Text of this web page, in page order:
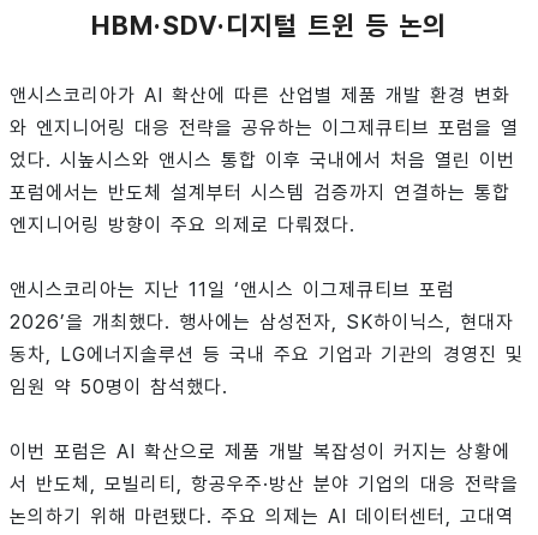
HBM·SDV·디지털 트윈 등 논의
앤시스코리아가 AI 확산에 따른 산업별 제품 개발 환경 변화
와 엔지니어링 대응 전략을 공유하는 이그제큐티브 포럼을 열
었다. 시높시스와 앤시스 통합 이후 국내에서 처음 열린 이번
포럼에서는 반도체 설계부터 시스템 검증까지 연결하는 통합
엔지니어링 방향이 주요 의제로 다뤄졌다.
앤시스코리아는 지난 11일 ‘앤시스 이그제큐티브 포럼
2026’을 개최했다. 행사에는 삼성전자, SK하이닉스, 현대자
동차, LG에너지솔루션 등 국내 주요 기업과 기관의 경영진 및
임원 약 50명이 참석했다.
이번 포럼은 AI 확산으로 제품 개발 복잡성이 커지는 상황에
서 반도체, 모빌리티, 항공우주·방산 분야 기업의 대응 전략을
논의하기 위해 마련됐다. 주요 의제는 AI 데이터센터, 고대역